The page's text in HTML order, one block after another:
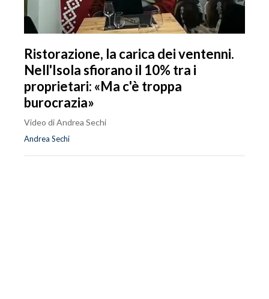
Ristorazione, la carica dei ventenni.
Nell'Isola sfiorano il 10% tra i
proprietari: «Ma c'è troppa
burocrazia»
Video di Andrea Sechi
Andrea Sechi